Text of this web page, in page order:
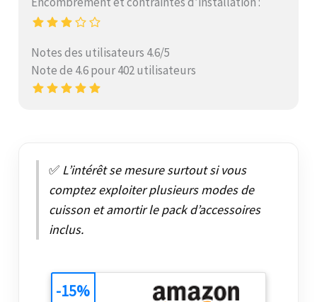
Notes des utilisateurs 4.6/5
Note de 4.6 pour 402 utilisateurs
✅ L’intérêt se mesure surtout si vous
comptez exploiter plusieurs modes de
cuisson et amortir le pack d’accessoires
inclus.
-15%